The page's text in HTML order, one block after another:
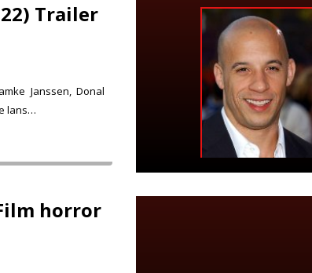
Trailer
Janssen, Donal
lans…
horror